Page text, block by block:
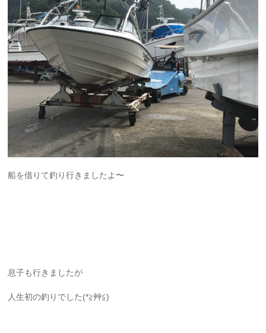
船を借りて釣り行きましたよ〜
息子も行きましたが
人生初の釣りでした(*≧艸≦)